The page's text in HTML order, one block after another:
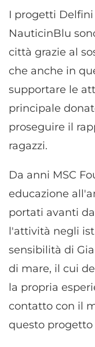
I progetti
NauticinBlu
città grazie al
che anche in
supportare le
principale
proseguire il
ragazzi.
Da anni MSC
educazione
portati avanti
l'attività negli
sensibilità di
di mare, il cui
la propria
contatto con il
questo progetto